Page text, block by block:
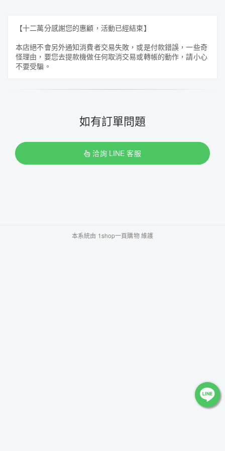
【十二萬分感謝您的惠顧，活動已經結束】
本店絕不會另外通知消費者交易失敗，或是付款錯誤，一些奇
怪理由，要您去提款機做任何取消交易或轉帳的動作，請小心
不要受騙。
如有訂單問題
洽詢 LINE 客服
本系統由 1shop一頁購物維護